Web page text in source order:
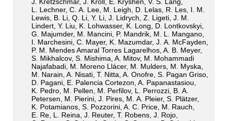
J. Kretzschmar, J. Kroll, E. Kryshen, V. S. Lang,
L. Lechner, C. A. Lee, M. Leigh, D. Lelas, R. Les, I. M.
Lewis, B. Li, Q. Li, Y. Li, J. Lidrych, Z. Ligeti, J. M.
Lindert, Y. Liu, K. Lohwasser, K. Long, D. Lontkovskyi,
G. Majumder, M. Mancini, P. Mandrik, M. L. Mangano,
I. Marchesini, C. Mayer, K. Mazumdar, J. A. McFayden,
P. M. Mendes Amaral Torres Lagarelhos, A. B. Meyer,
S. Mikhalcov, S. Mishima, A. Mitov, M. Mohammadi
Najafabadi, M. Moreno Llácer, M. Mulders, M. Myska,
M. Narain, A. Nisati, T. Nitta, A. Onofre, S. Pagan Griso,
D. Pagani, E. Palencia Cortezon, A. Papanastasiou,
K. Pedro, M. Pellen, M. Perfilov, L. Perrozzi, B. A.
Petersen, M. Pierini, J. Pires, M. A. Pleier, S. Plätzer,
K. Potamianos, S. Pozzorini, A. C. Price, M. Rauch,
E. Re, L. Reina, J. Reuter, T. Robens, J. Rojo,